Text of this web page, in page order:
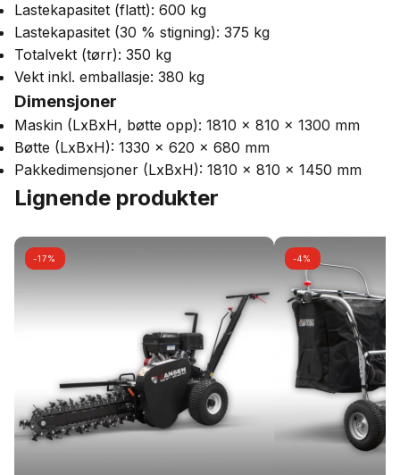
Lastekapasitet (flatt): 600 kg
Lastekapasitet (30 % stigning): 375 kg
Totalvekt (tørr): 350 kg
Vekt inkl. emballasje: 380 kg
Dimensjoner
Maskin (LxBxH, bøtte opp): 1810 x 810 x 1300 mm
Bøtte (LxBxH): 1330 x 620 x 680 mm
Pakkedimensjoner (LxBxH): 1810 x 810 x 1450 mm
Lignende produkter
-17% -4%